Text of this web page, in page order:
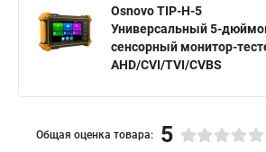
Osnovo TIP-H-5
Универсальный 5-
сенсорный монитор-
AHD/CVI/TVI/CVBS
Общая оценка товара: 5